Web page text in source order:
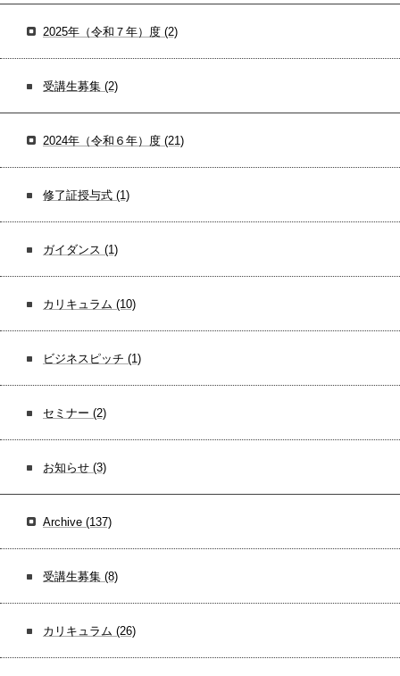
2025年（令和７年）度 (2)
受講生募集 (2)
2024年（令和６年）度 (21)
修了証授与式 (1)
ガイダンス (1)
カリキュラム (10)
ビジネスピッチ (1)
セミナー (2)
お知らせ (3)
Archive (137)
受講生募集 (8)
カリキュラム (26)